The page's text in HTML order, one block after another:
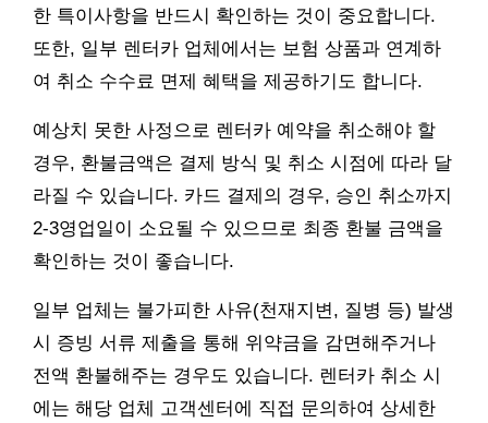
한 특이사항을 반드시 확인하는 것이 중요합니다.
또한, 일부 렌터카 업체에서는 보험 상품과 연계하
여 취소 수수료 면제 혜택을 제공하기도 합니다.
예상치 못한 사정으로 렌터카 예약을 취소해야 할
경우, 환불금액은 결제 방식 및 취소 시점에 따라 달
라질 수 있습니다. 카드 결제의 경우, 승인 취소까지
2-3영업일이 소요될 수 있으므로 최종 환불 금액을
확인하는 것이 좋습니다.
일부 업체는 불가피한 사유(천재지변, 질병 등) 발생
시 증빙 서류 제출을 통해 위약금을 감면해주거나
전액 환불해주는 경우도 있습니다. 렌터카 취소 시
에는 해당 업체 고객센터에 직접 문의하여 상세한